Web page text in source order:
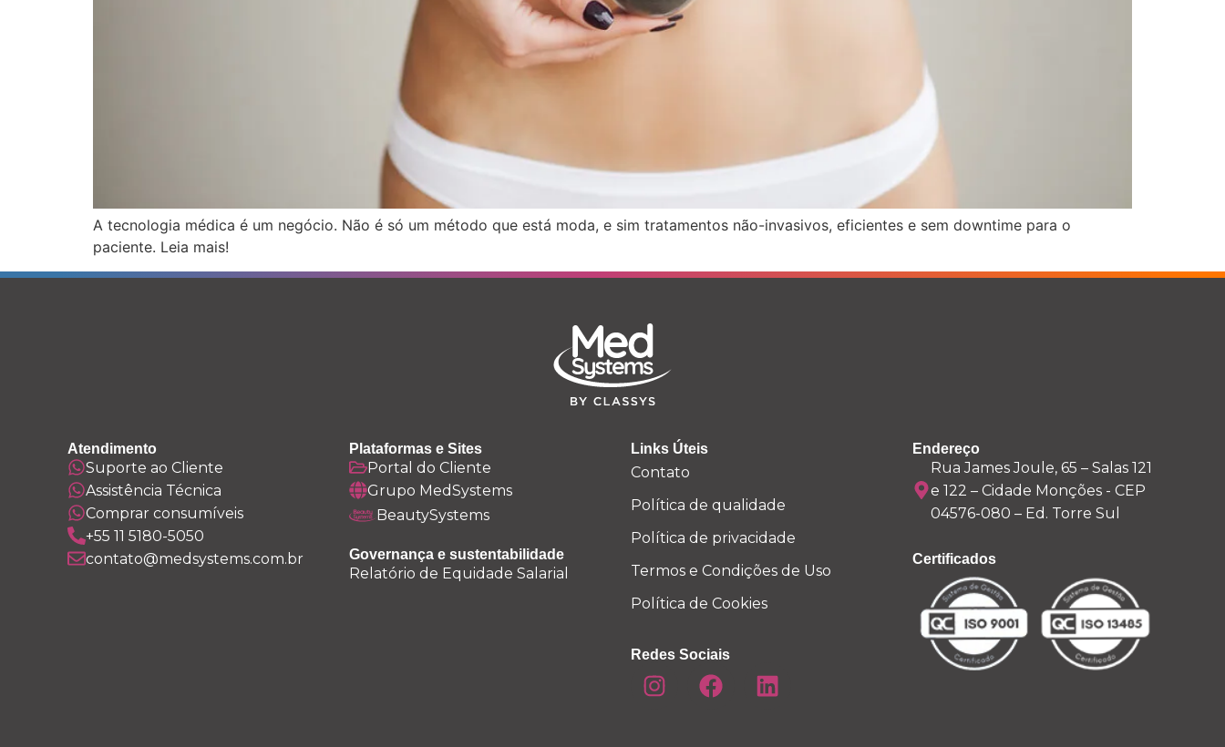
A tecnologia médica é um negócio. Não é só um método que está moda, e sim tratamentos não-invasivos, eficientes e sem downtime para o
paciente. Leia mais!
Atendimento
Suporte ao Cliente
Assistência Técnica
Comprar consumíveis
+55 11 5180-5050
contato@medsystems.com.br
Plataformas e Sites
Portal do Cliente
Grupo MedSystems
BeautySystems
Governança e sustentabilidade
Relatório de Equidade Salarial
Links Úteis
Contato
Política de qualidade
Política de privacidade
Termos e Condições de Uso
Política de Cookies
Redes Sociais
Endereço
Rua James Joule, 65 – Salas 121
e 122 – Cidade Monções - CEP
04576-080 – Ed. Torre Sul
Certificados